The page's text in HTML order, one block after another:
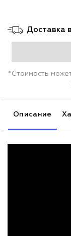
Доставка в
*Стоимость
Описание